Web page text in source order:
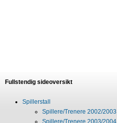
Fullstendig sideoversikt
Spillerstall
Spillere/Trenere 2002/2003
Spillere/Trenere 2003/2004